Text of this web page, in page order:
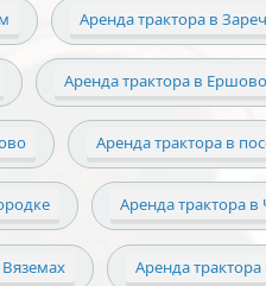
Аренда трактора в
Аренда трактора в Ершово
Аренда трактора в
Аренда трактора в
Аренда